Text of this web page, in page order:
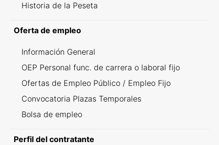
Historia de la Peseta
Oferta de empleo
Información General
OEP Personal func. de carrera o laboral fijo
Ofertas de Empleo Público / Empleo Fijo
Convocatoria Plazas Temporales
Bolsa de empleo
Perfil del contratante